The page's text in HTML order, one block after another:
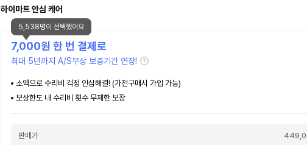
하이마트 안심 케어
7,000원 한 번 결제로
최대 5년까지 A/S무상 보증기간 연장!
소액으로 수리비 걱정 안심해결! (가전구매시 가입 가능)
보상한도 내 수리비 횟수 무제한 보장
판매가
5,538명이 선택했어요